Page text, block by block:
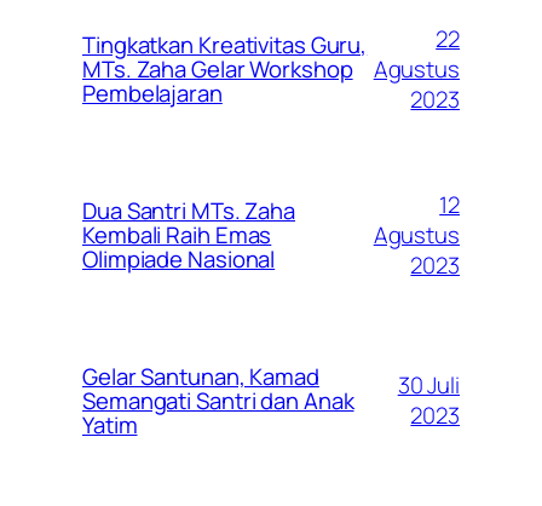
Tingkatkan Kreativitas Guru,
MTs. Zaha Gelar Workshop
Pembelajaran
22
Agustus
2023
Dua Santri MTs. Zaha
Kembali Raih Emas
Olimpiade Nasional
12
Agustus
2023
Gelar Santunan, Kamad
Semangati Santri dan Anak
Yatim
30 Juli
2023